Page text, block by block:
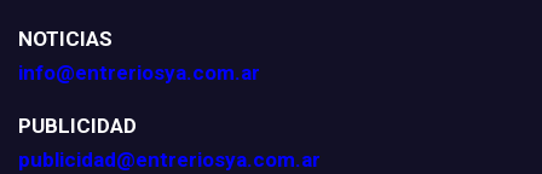
NOTICIAS
info@entreriosya.com.ar
PUBLICIDAD
publicidad@entreriosya.com.ar